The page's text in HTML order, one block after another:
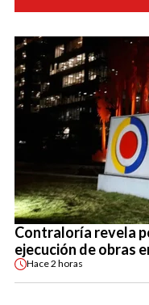
Contraloría revela
ejecución de obras
Hace2 horas